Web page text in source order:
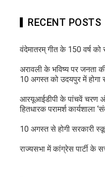
RECENT POSTS
वंदेमातरम् गीत के 150 वर्ष को
अरावली के भविष्य पर जनता
10 अगस्त को उदयपुर में होगा
आरयूआईडीपी के पांचवें चरण
हितधारक परामर्श कार्यशाला
10 अगस्त से होगी सरकारी
राज्यसभा में कांग्रेस पार्टी के